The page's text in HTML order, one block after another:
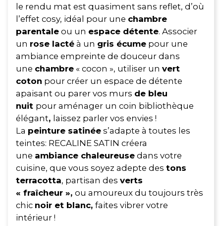
le rendu mat est quasiment sans reflet, d’où
l’effet cosy, idéal pour une chambre
parentale ou un espace détente. Associer
un rose lacté à un gris écume pour une
ambiance empreinte de douceur dans
une chambre « cocon », utiliser un vert
coton pour créer un espace de détente
apaisant ou parer vos murs de bleu
nuit pour aménager un coin bibliothèque
élégant, laissez parler vos envies !
La peinture satinée s’adapte à toutes les
teintes: RECALINE SATIN créera
une ambiance chaleureuse dans votre
cuisine, que vous soyez adepte des tons
terracotta, partisan des verts
« fraîcheur », ou amoureux du toujours très
chic noir et blanc, faites vibrer votre
intérieur !